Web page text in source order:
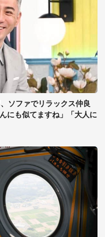
ソファでリラックス仲良
にも似てますね」「大人に